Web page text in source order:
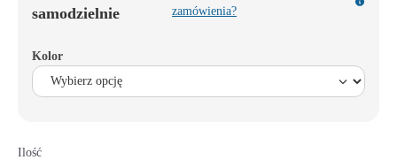
samodzielnie
zamówienia?
Kolor
Ilość